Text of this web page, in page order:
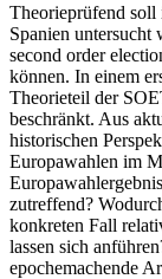
Theorieprüfend soll
Spanien
second order
können. In einem
Theorieteil der
beschränkt. Aus
historischen
Europawahlen im
zutreffend?
konkreten Fall
lassen sich
epochemachende